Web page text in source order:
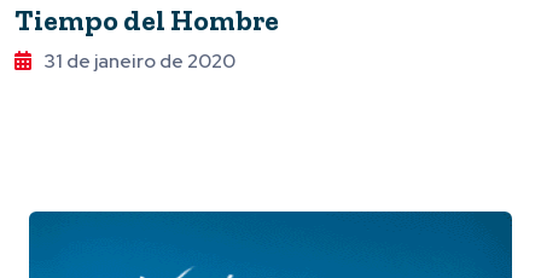
Tiempo del Hombre
31 de janeiro de 2020